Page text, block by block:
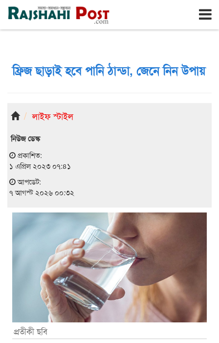
রাজশাহী শুক্রবার, ৭ই আগস্ট ২০২৬, ২৩শে শ্রাবণ ১৪৩৩
ফ্রিজ ছাড়াই হবে পানি ঠান্ডা, জেনে নিন উপায়
লাইফ স্টাইল
নিউজ ডেস্ক
প্রকাশিত:
১ এপ্রিল ২০২৩ ০৭:৪১
আপডেট:
৭ আগস্ট ২০২৬ ০০:৩২
প্রতীকী ছবি